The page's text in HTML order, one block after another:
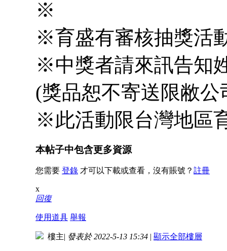
※
※育盛有審核抽獎活
※中獎者請來訊告知
(獎品恕不寄送限敝
※此活動限台灣地區
本帖子中包含更多資源
您需要 登錄 才可以下載或查看，沒有賬號？ 註冊
x
回復
使用道具 舉報
樓主| 發表於 2022-5-13 15:34 | 顯示全部樓層